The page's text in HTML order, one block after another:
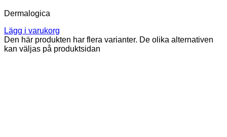
Dermalogica
Lägg i varukorg
Den här produkten har flera varianter. De olika alternativen
kan väljas på produktsidan